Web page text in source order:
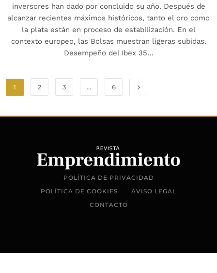
inversores han dado por concluido su año. Después de
alcanzar recientes máximos históricos, tanto el oro como
la plata están en proceso de estabilización. En el
contexto europeo, las Bolsas muestran ligeras subidas.
Desempeño del Ibex 35…
1 2 3 … 6
POLÍTICA DE PRIVACIDAD
POLÍTICA DE COOKIES
AVISO LEGAL
CONTACTO